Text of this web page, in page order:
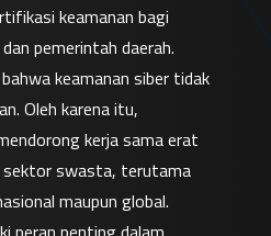
keamanan bagi
pemerintah daerah.
keamanan siber tidak
Oleh karena itu,
kerja sama erat
sektor swasta, terutama
maupun global.